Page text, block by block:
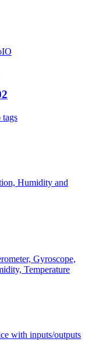
Humidity and
Gyroscope,
Temperature
with inputs/outputs